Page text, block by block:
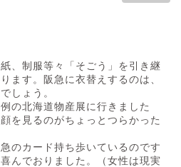
、制服等々「そごう」を引き継
ます。阪急に衣替えするのは、
しょう。
の北海道物産展に行きました
を見るのがちょっとつらかった
のカード持ち歩いているのです
んでおりました。（女性は現実